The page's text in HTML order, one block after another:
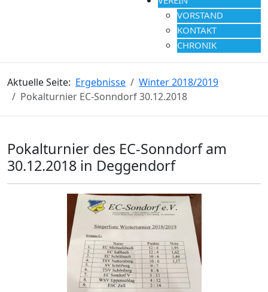
VORSTAND
KONTAKT
CHRONIK
Aktuelle Seite: Ergebnisse
Winter 2018/2019
Pokalturnier EC-Sonndorf 30.12.2018
Pokalturnier des EC-Sonndorf am
30.12.2018 in Deggendorf